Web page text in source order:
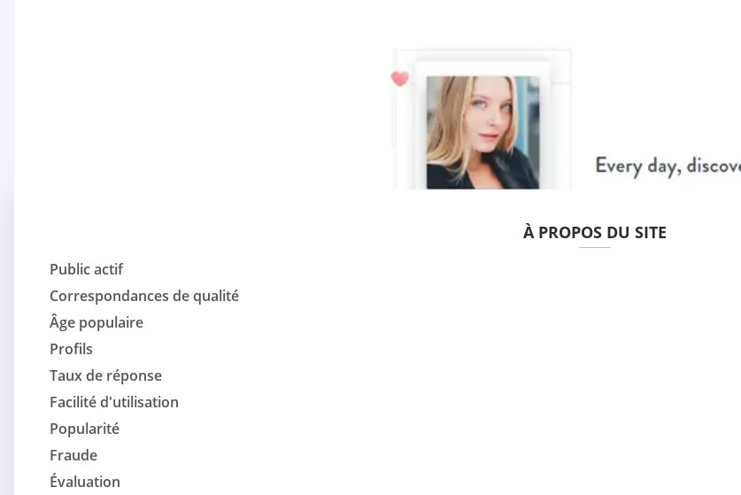
À PROPOS DU SITE
Public actif
Correspondances de qualité
Âge populaire
Profils
Taux de réponse
Facilité d'utilisation
Popularité
Fraude
Évaluation